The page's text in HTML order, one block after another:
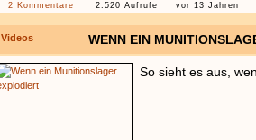
2 Kommentare 2.520 Aufrufe vor 13 Jahren
Videos WENN EIN
So sieht es aus,